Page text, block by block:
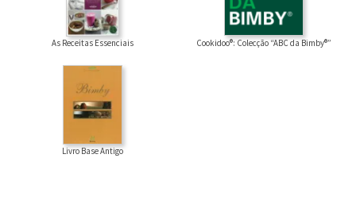
As Receitas Essenciais Cookidoo®: Colecção “ABC da Bimby®”
Livro Base Antigo